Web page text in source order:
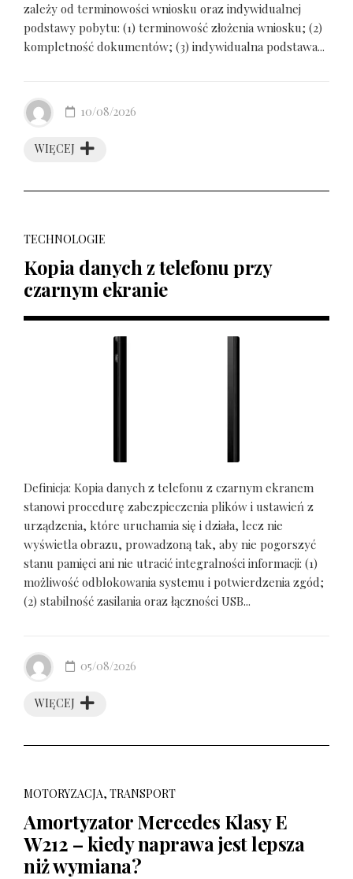
zależy od terminowości wniosku oraz indywidualnej
podstawy pobytu: (1) terminowość złożenia wniosku; (2)
kompletność dokumentów; (3) indywidualna podstawa...
WIĘCEJ
10/08/2026
TECHNOLOGIE
Kopia danych z telefonu przy
czarnym ekranie
Definicja: Kopia danych z telefonu z czarnym ekranem
stanowi procedurę zabezpieczenia plików i ustawień z
urządzenia, które uruchamia się i działa, lecz nie
wyświetla obrazu, prowadzoną tak, aby nie pogorszyć
stanu pamięci ani nie utracić integralności informacji: (1)
możliwość odblokowania systemu i potwierdzenia zgód;
(2) stabilność zasilania oraz łączności USB...
WIĘCEJ
05/08/2026
MOTORYZACJA, TRANSPORT
Amortyzator Mercedes Klasy E
W212 – kiedy naprawa jest lepsza
niż wymiana?